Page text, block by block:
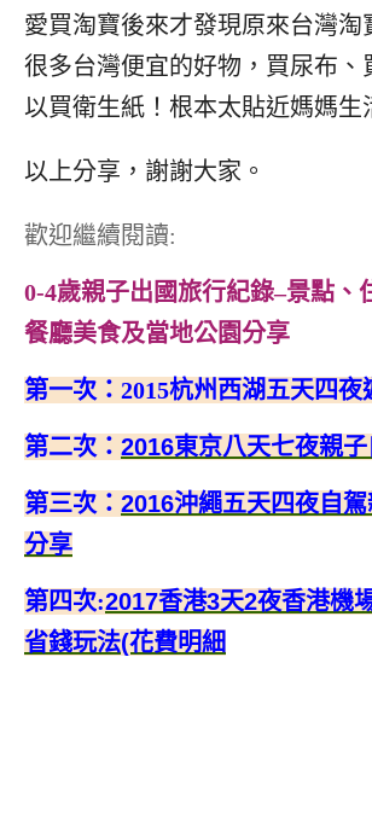
愛買淘寶後來才發現原來台灣淘
很多台灣便宜的好物，買尿布、
以買衛生紙！根本太貼近媽媽生
以上分享，謝謝大家。
歡迎繼續閱讀:
0-4歲親子出國旅行紀錄–景點、
餐廳美食及當地公園分享
第一次： 2015杭州西湖五天四夜
第二次： 2016東京八天七夜親
第三次： 2016沖繩五天四夜自
分享
第四次:2017香港3天2夜香港機
省錢玩法(花費明細